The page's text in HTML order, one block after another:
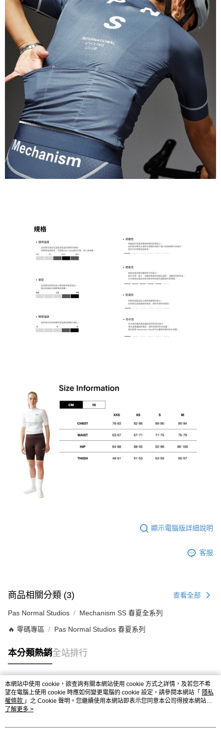
顯示電腦版詳細說明
客服
商品相關分類 (3) 查看全部
Pas Normal Studios Mechanism SS 春夏全系列
🔥 零碼專區 Pas Normal Studios 春夏系列
本分類熱銷全站排行
熱門標籤
本網站中使用 cookie，欲查詢有關本網站使用 cookie 方式之詳情，及若您不希
望在電腦上使用 cookie 時應如何變更電腦的 cookie 設定，請參閱本網站「 隱私
權條款 」之 Cookie 聲明。您繼續使用本網站即表示您同意本公司得按本網站使
用條款之 Cookie 聲明使用 cookie。
了解更多 >